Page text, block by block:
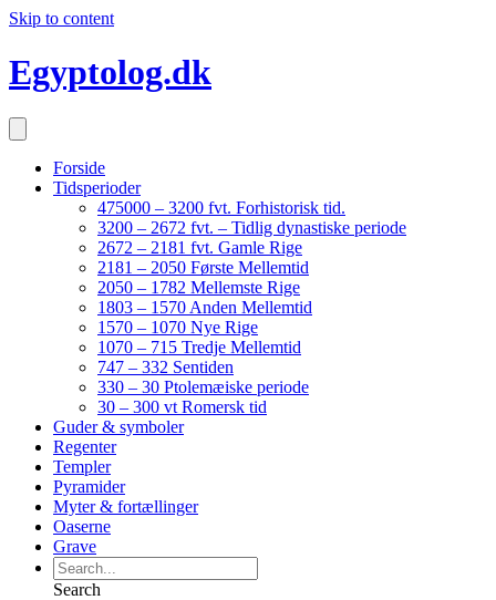
Skip to content
Egyptolog.dk
Forside
Tidsperioder
475000 – 3200 fvt. Forhistorisk tid.
3200 – 2672 fvt. – Tidlig dynastiske periode
2672 – 2181 fvt. Gamle Rige
2181 – 2050 Første Mellemtid
2050 – 1782 Mellemste Rige
1803 – 1570 Anden Mellemtid
1570 – 1070 Nye Rige
1070 – 715 Tredje Mellemtid
747 – 332 Sentiden
330 – 30 Ptolemæiske periode
30 – 300 vt Romersk tid
Guder & symboler
Regenter
Templer
Pyramider
Myter & fortællinger
Oaserne
Grave
Search